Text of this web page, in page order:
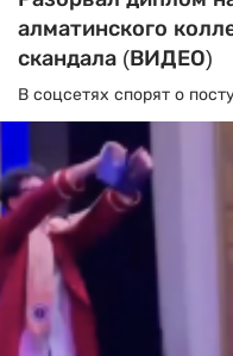
алматинского
скандала (ВИДЕО)
В соцсетях спорят о